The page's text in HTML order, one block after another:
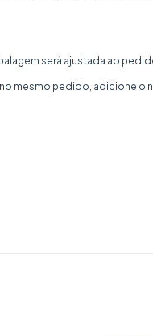
será ajustada ao
mesmo pedido, adicione o